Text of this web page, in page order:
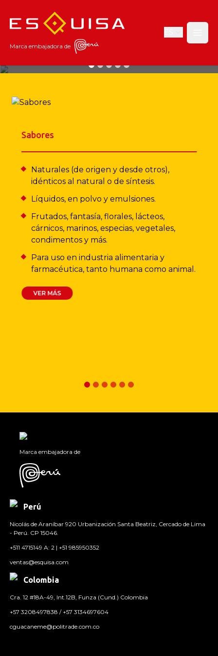
Esquisa
Marca embajadora de
Naturalmente sensoriales
Sabores
Naturales (de origen y desde otros),
idénticos al natural o de síntesis.
Líquidos, en polvo y emulsiones.
Frutados, fantasía, florales, lácteos,
cárnicos, marinos, especias, vegetales,
condimentos y más.
Para uso en industria alimentaria y
farmacéutica, tanto humana como animal.
VER MÁS
Marca embajadora de
Perú
Nicolás de Araníbar 920 Urbanización Santa Beatriz, Cercado de Lima
- Perú. CP 15046.
+511 4715149 A: 2 | +51 985950352
ventas@esquisa.com
Colombia
Cra. 12 #18A-49, Int.12B, Funza (Cund.) Colombia
+57 3208497838 / +57 3134697604
cguacaneme@politrade.com.co